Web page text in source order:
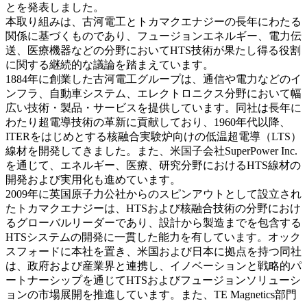
とを発表しました。
本取り組みは、古河電工とトカマクエナジーの長年にわたる
関係に基づくものであり、フュージョンエネルギー、電力伝
送、医療機器などの分野においてHTS技術が果たし得る役割
に関する継続的な議論を踏まえています。
1884年に創業した古河電工グループは、通信や電力などのイ
ンフラ、自動車システム、エレクトロニクス分野において幅
広い技術・製品・サービスを提供しています。同社は長年に
わたり超電導技術の革新に貢献しており、1960年代以降、
ITERをはじめとする核融合実験炉向けの低温超電導（LTS）
線材を開発してきました。また、米国子会社SuperPower Inc.
を通じて、エネルギー、医療、研究分野におけるHTS線材の
開発および実用化も進めています。
2009年に英国原子力公社からのスピンアウトとして設立され
たトカマクエナジーは、HTSおよび核融合技術の分野におけ
るグローバルリーダーであり、設計から製造までを包含する
HTSシステムの開発に一貫した能力を有しています。オック
スフォードに本社を置き、米国および日本に拠点を持つ同社
は、政府および産業界と連携し、イノベーションと戦略的パ
ートナーシップを通じてHTSおよびフュージョンソリューシ
ョンの市場展開を推進しています。また、TE Magnetics部門